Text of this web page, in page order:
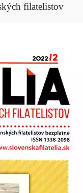
filatelistov